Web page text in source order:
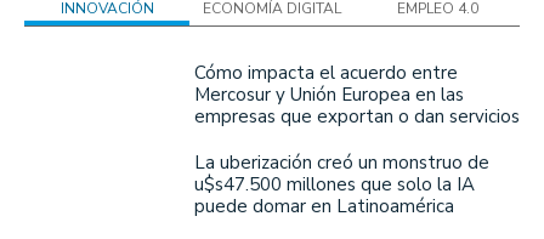
INNOVACIÓN ECONOMÍA DIGITAL EMPLEO 4.0
Cómo impacta el acuerdo entre
Mercosur y Unión Europea en las
empresas que exportan o dan servicios
La uberización creó un monstruo de
u$s47.500 millones que solo la IA
puede domar en Latinoamérica